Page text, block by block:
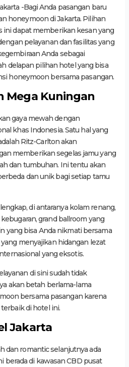
-Bagi Anda pasangan baru
honeymoon di Jakarta. Pilihan
dapat memberikan kesan yang
pelayanan dan fasilitas yang
Anda sebagai
delapan pilihan hotel yang bisa
honeymoon bersama pasangan.
Mega Kuningan
gaya mewah dengan
khas Indonesia. Satu hal yang
Ritz-Carlton akan
memberikan segelas jamu yang
dan tumbuhan. Ini tentu akan
dan unik bagi setiap tamu
di antaranya kolam renang,
grand ballroom yang
yang bisa Anda nikmati bersama
menyajikan hidangan lezat
yang eksotis.
di sini sudah tidak
akan betah berlama-lama
bersama pasangan karena
di hotel ini.
Jakarta
dan romantic selanjutnya ada
berada di kawasan CBD pusat